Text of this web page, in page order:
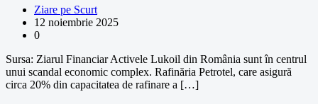
Ziare pe Scurt
12 noiembrie 2025
0
Sursa: Ziarul Financiar Activele Lukoil din România sunt în centrul
unui scandal economic complex. Rafinăria Petrotel, care asigură
circa 20% din capacitatea de rafinare a […]